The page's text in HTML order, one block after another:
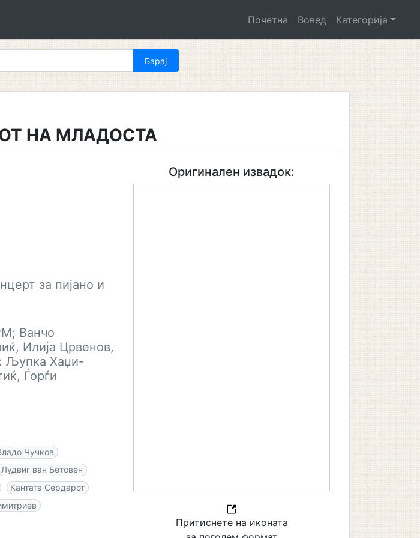
Почетна Вовед Категорија
НА МЛАДОСТА
за пијано и
Ванчо
Илија Црвенов,
Љупка Хаџи-
Ѓорѓи
Чучков
Лудвиг ван Бетовен
Кантата Сердарот
Оригинален извадок:
Притиснете на иконата